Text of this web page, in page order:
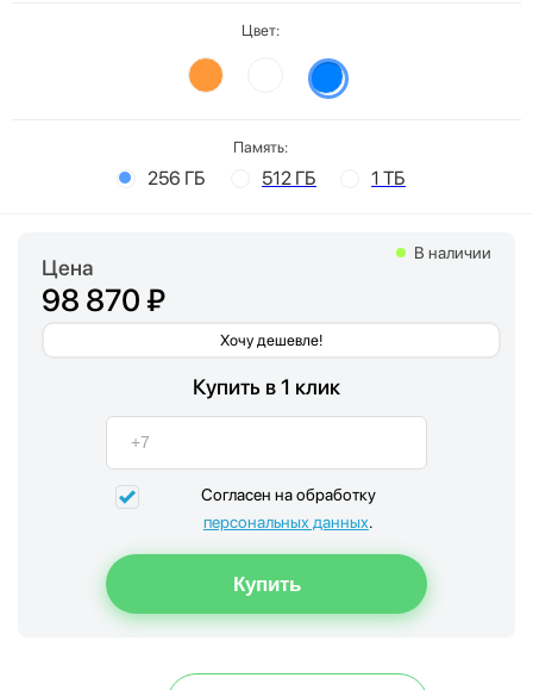
Цвет:
Память:
256 ГБ 512 ГБ 1 ТБ
Цена
98 870 ₽
Хочу дешевле!
В наличии
Купить в 1 клик
Согласен на обработку
персональных данных.